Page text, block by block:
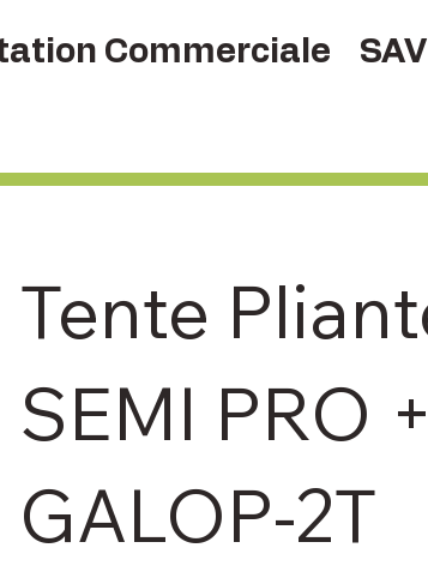
Commerciale SAV
Tente
SEMI PRO
GALOP-2T